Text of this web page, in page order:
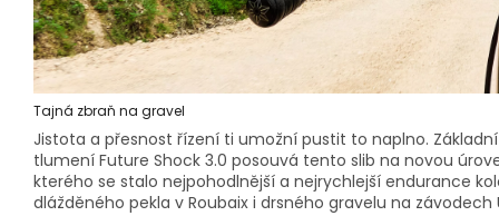
Tajná zbraň na gravel
Jistota a přesnost řízení ti umožní pustit to naplno.
tlumení Future Shock 3.0 posouvá tento slib na novou
kterého se stalo nejpohodlnější a nejrychlejší endurance
dlážděného pekla v Roubaix i drsného gravelu na závodech